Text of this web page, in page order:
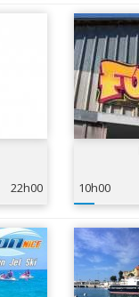
22h00
10h00